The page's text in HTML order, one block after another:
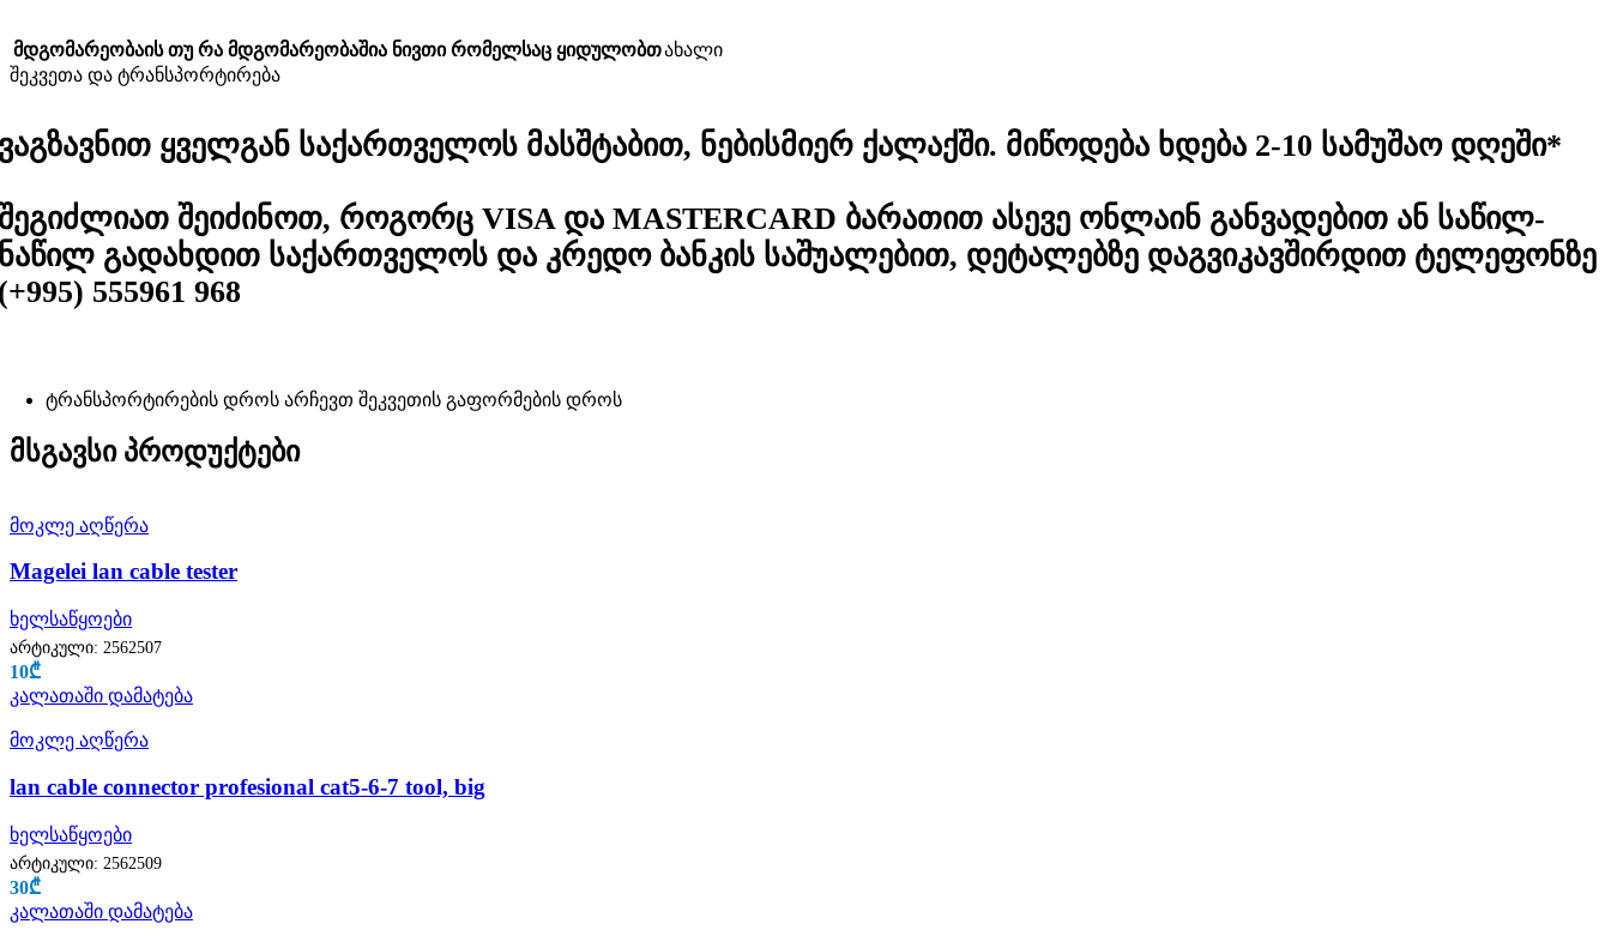
მდგომარეობაის თუ რა მდგომარეობაშია ნივთი რომელსაც ყიდულობთახალი
შეკვეთა და ტრანსპორტირება
ყველგან საქართველოს მასშტაბით, ნებისმიერ ქალაქში. მიწოდება ხდება 2-10 სამუშაო დღეში*
შეიძინოთ, როგორც VISA და MASTERCARD ბარათით ასევე ონლაინ განვადებით ან საწილ-
გადახდით საქართველოს და კრედო ბანკის საშუალებით, დეტალებზე დაგვიკავშირდით ტელეფონზე
555961 968
ტრანსპორტირების დროს არჩევთ შეკვეთის გაფორმების დროს
მსგავსი პროდუქტები
მოკლე აღწერა
Magelei lan cable tester
ხელსაწყოები
არტიკული: 2562507
10₾
კალათაში დამატება
მოკლე აღწერა
lan cable connector profesional cat5-6-7 tool, big
ხელსაწყოები
არტიკული: 2562509
30₾
კალათაში დამატება